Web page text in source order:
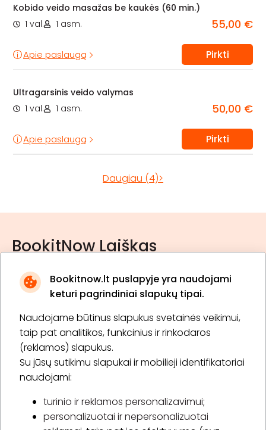
Bookitnow.lt puslapyje yra naudojami
keturi pagrindiniai slapukų tipai.
Naudojame būtinus slapukus svetainės veikimui,
taip pat analitikos, funkcinius ir rinkodaros
(reklamos) slapukus.
Su jūsų sutikimu slapukai ir mobilieji identifikatoriai
naudojami:
turinio ir reklamos personalizavimui;
personalizuotai ir nepersonalizuotai
Kobido veido masažas be kaukės (60 min.)
1 val.
1 asm. 55,00 €
Apie paslaugą Pirkti
Ultragarsinis veido valymas
1 val.
1 asm. 50,00 €
Apie paslaugą Pirkti
Daugiau (4)>
BookitNow Laiškas
* Susipažinau su privatumo politika
Prenumeruoti
Apie „BookitNow“